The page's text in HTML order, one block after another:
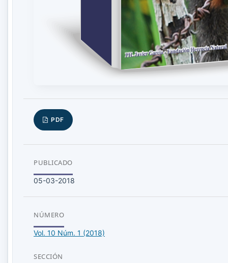
PDF
PUBLICADO
05-03-2018
NÚMERO
Vol. 10 Núm. 1 (2018)
SECCIÓN